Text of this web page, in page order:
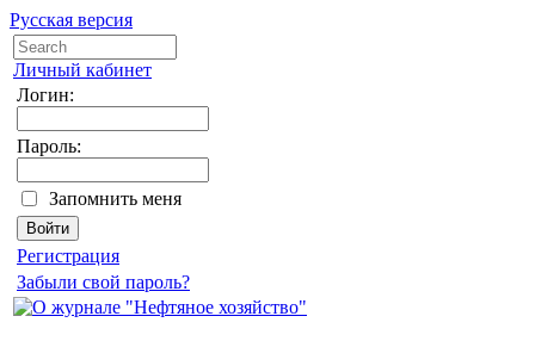
Русская версия
Личный кабинет
Логин:
Пароль:
Запомнить меня
Регистрация
Забыли свой пароль?